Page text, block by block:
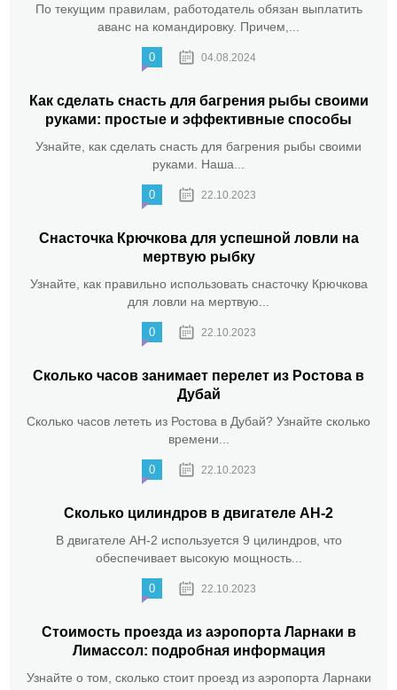
По текущим правилам, работодатель обязан выплатить
аванс на командировку. Причем,...
0 04.08.2024
Как сделать снасть для багрения рыбы своими
руками: простые и эффективные способы
Узнайте, как сделать снасть для багрения рыбы своими
руками. Наша...
0 22.10.2023
Снасточка Крючкова для успешной ловли на
мертвую рыбку
Узнайте, как правильно использовать снасточку Крючкова
для ловли на мертвую...
0 22.10.2023
Сколько часов занимает перелет из Ростова в
Дубай
Сколько часов лететь из Ростова в Дубай? Узнайте сколько
времени...
0 22.10.2023
Сколько цилиндров в двигателе АН-2
В двигателе АН-2 используется 9 цилиндров, что
обеспечивает высокую мощность...
0 22.10.2023
Стоимость проезда из аэропорта Ларнаки в
Лимассол: подробная информация
Узнайте о том, сколько стоит проезд из аэропорта Ларнаки